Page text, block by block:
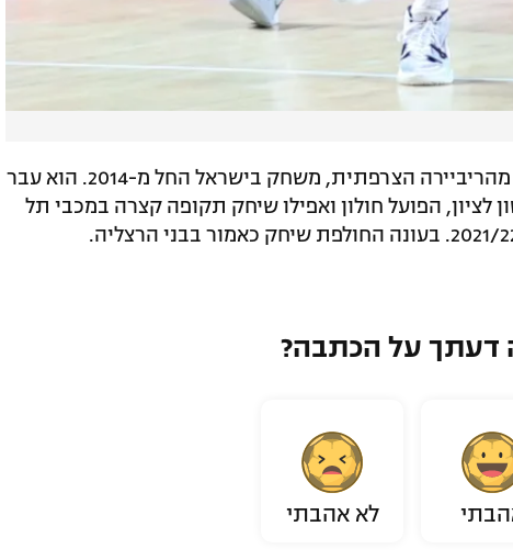
בורדיון בן ה-33, בן למשפחה יהודית מהריביירה הצרפתית, משחק בישראל החל מ-2014. הוא עבר
לציון, הפועל חולון ואפילו שיחק תקופה קצרה במכבי תל
דעתך על הכתבה?
לא אהבתי